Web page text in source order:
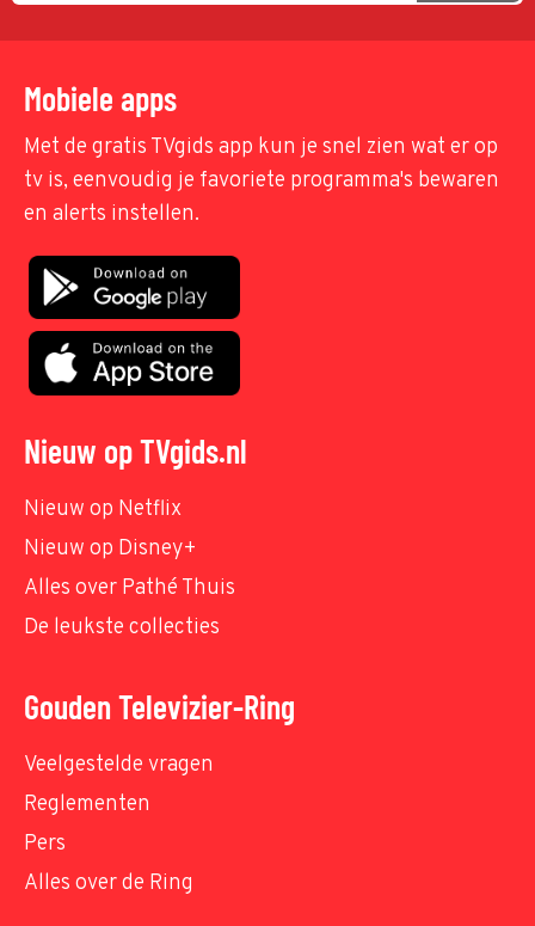
Mobiele apps
Met de gratis TVgids app kun je snel zien wat er op
tv is, eenvoudig je favoriete programma's bewaren
en alerts instellen.
Nieuw op TVgids.nl
Nieuw op Netflix
Nieuw op Disney+
Alles over Pathé Thuis
De leukste collecties
Gouden Televizier-Ring
Veelgestelde vragen
Reglementen
Pers
Alles over de Ring